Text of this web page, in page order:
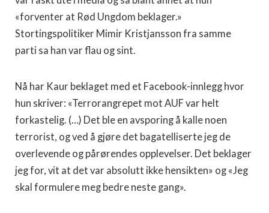
«forventer at Rød Ungdom beklager.»
Stortingspolitiker Mimir Kristjansson fra samme
parti sa han var flau og sint.
Nå har Kaur beklaget med et Facebook-innlegg hvor
hun skriver: «Terrorangrepet mot AUF var helt
forkastelig. (…) Det ble en avsporing å kalle noen
terrorist, og ved å gjøre det bagatelliserte jeg de
overlevende og pårørendes opplevelser. Det beklager
jeg for, vit at det var absolutt ikke hensikten» og «Jeg
skal formulere meg bedre neste gang».